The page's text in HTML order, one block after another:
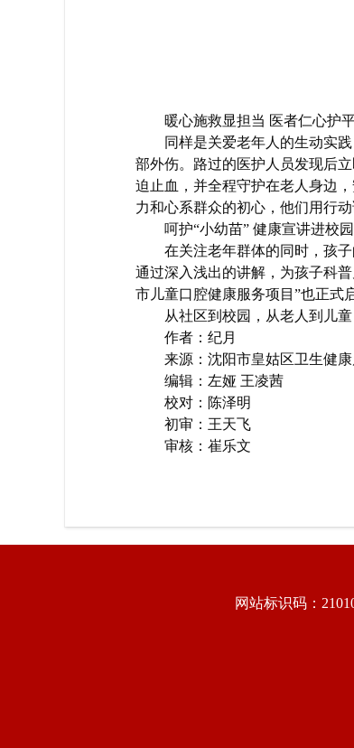
暖心施救显担当 医者仁心护
同样是关爱老年人的生动实
部外伤。路过的医护人员发现后
迫止血，并全程守护在老人身边
力和心系群众的初心，他们用行
呵护“小幼苗” 健康宣讲进校园
在关注老年群体的同时，孩
通过深入浅出的讲解，为孩子科
市儿童口腔健康服务项目”也正式
从社区到校园，从老人到儿
作者：纪月
来源：沈阳市皇姑区卫生健康
编辑：左娅 王凌茜
校对：陈泽明
初审：王天飞
审核：崔乐文
网站标识码：